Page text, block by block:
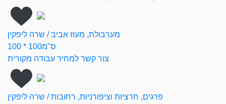
מערבולת, מעוז אביב / שרה ליפקין
100 * 100ס"מ
צור קשר למחיר עבודה מקורית
פרגים, חרציות וציפורניות, רחובות / שרה ליפקין